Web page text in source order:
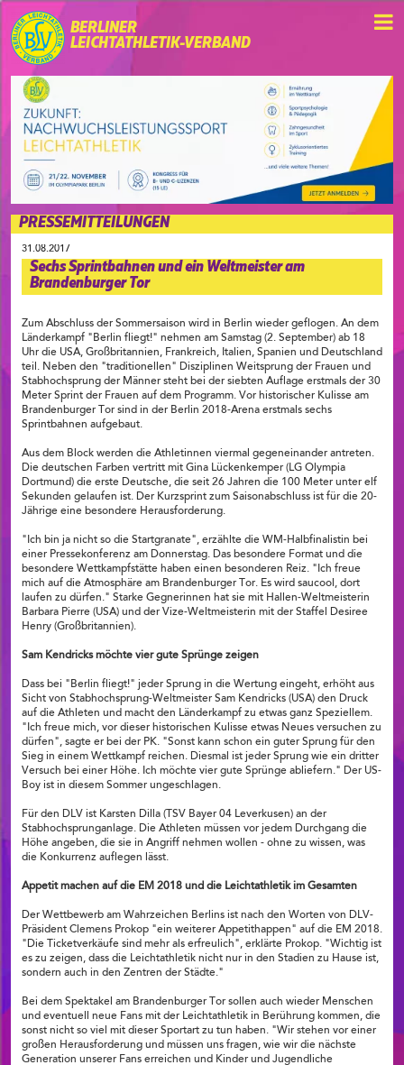
BERLINER
LEICHTATHLETIK-VERBAND
PRESSEMITTEILUNGEN
31.08.2017
Sechs Sprintbahnen und ein Weltmeister am
Brandenburger Tor
Zum Abschluss der Sommersaison wird in Berlin wieder geflogen. An dem
Länderkampf "Berlin fliegt!" nehmen am Samstag (2. September) ab 18
Uhr die USA, Großbritannien, Frankreich, Italien, Spanien und Deutschland
teil. Neben den "traditionellen" Disziplinen Weitsprung der Frauen und
Stabhochsprung der Männer steht bei der siebten Auflage erstmals der 30
Meter Sprint der Frauen auf dem Programm. Vor historischer Kulisse am
Brandenburger Tor sind in der Berlin 2018-Arena erstmals sechs
Sprintbahnen aufgebaut.
Aus dem Block werden die Athletinnen viermal gegeneinander antreten.
Die deutschen Farben vertritt mit Gina Lückenkemper (LG Olympia
Dortmund) die erste Deutsche, die seit 26 Jahren die 100 Meter unter elf
Sekunden gelaufen ist. Der Kurzsprint zum Saisonabschluss ist für die 20-
Jährige eine besondere Herausforderung.
"Ich bin ja nicht so die Startgranate", erzählte die WM-Halbfinalistin bei
einer Pressekonferenz am Donnerstag. Das besondere Format und die
besondere Wettkampfstätte haben einen besonderen Reiz. "Ich freue
mich auf die Atmosphäre am Brandenburger Tor. Es wird saucool, dort
laufen zu dürfen." Starke Gegnerinnen hat sie mit Hallen-Weltmeisterin
Barbara Pierre (USA) und der Vize-Weltmeisterin mit der Staffel Desiree
Henry (Großbritannien).
Sam Kendricks möchte vier gute Sprünge zeigen
Dass bei "Berlin fliegt!" jeder Sprung in die Wertung eingeht, erhöht aus
Sicht von Stabhochsprung-Weltmeister Sam Kendricks (USA) den Druck
auf die Athleten und macht den Länderkampf zu etwas ganz Speziellem.
"Ich freue mich, vor dieser historischen Kulisse etwas Neues versuchen zu
dürfen", sagte er bei der PK. "Sonst kann schon ein guter Sprung für den
Sieg in einem Wettkampf reichen. Diesmal ist jeder Sprung wie ein dritter
Versuch bei einer Höhe. Ich möchte vier gute Sprünge abliefern." Der US-
Boy ist in diesem Sommer ungeschlagen.
Für den DLV ist Karsten Dilla (TSV Bayer 04 Leverkusen) an der
Stabhochsprunganlage. Die Athleten müssen vor jedem Durchgang die
Höhe angeben, die sie in Angriff nehmen wollen - ohne zu wissen, was
die Konkurrenz auflegen lässt.
Appetit machen auf die EM 2018 und die Leichtathletik im Gesamten
Der Wettbewerb am Wahrzeichen Berlins ist nach den Worten von DLV-
Präsident Clemens Prokop "ein weiterer Appetithappen" auf die EM 2018.
"Die Ticketverkäufe sind mehr als erfreulich", erklärte Prokop. "Wichtig ist
es zu zeigen, dass die Leichtathletik nicht nur in den Stadien zu Hause ist,
sondern auch in den Zentren der Städte."
Bei dem Spektakel am Brandenburger Tor sollen auch wieder Menschen
und eventuell neue Fans mit der Leichtathletik in Berührung kommen, die
sonst nicht so viel mit dieser Sportart zu tun haben. "Wir stehen vor einer
großen Herausforderung und müssen uns fragen, wie wir die nächste
Generation unserer Fans erreichen und Kinder und Jugendliche